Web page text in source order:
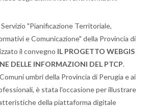
"Pianificazione Territoriale,
e Comunicazione" della Provincia di
il convegno IL PROGETTO WEBGIS
DELLE INFORMAZIONI DEL PTCP.
umbri della Provincia di Perugia e ai
è stata l'occasione per illustrare
della piattaforma digitale